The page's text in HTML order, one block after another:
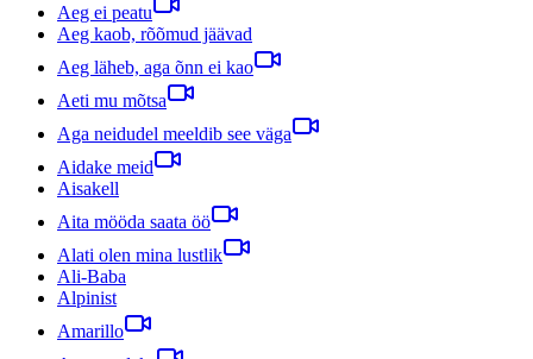
Aeg ei peatu
Aeg kaob, rõõmud jäävad
Aeg läheb, aga õnn ei kao
Aeti mu mõtsa
Aga neidudel meeldib see väga
Aidake meid
Aisakell
Aita mööda saata öö
Alati olen mina lustlik
Ali-Baba
Alpinist
Amarillo